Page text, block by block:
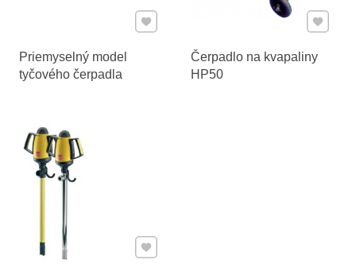
Priemyselný model
tyčového čerpadla
Pridať k Obľúbeným
Čerpadlo na kvapaliny
HP50
Pridať
Pridať k Obľúbeným